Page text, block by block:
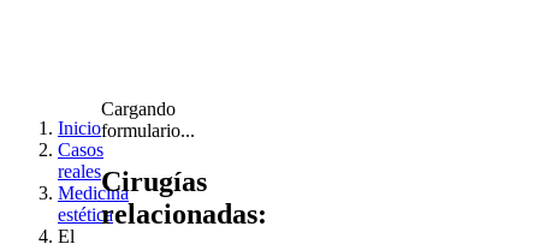
Inicio
Casos
reales
Medicina
estética
El
Cargando
formulario...
Cirugías
relacionadas: